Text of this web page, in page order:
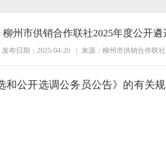
柳州市供销合作联社2025年度公开
发布日期：2025-04-20 | 来源：柳州市供销合作联
和公开选调公务员公告》 的有关